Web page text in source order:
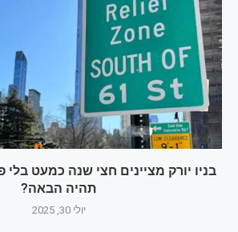
בניו יורק מציינים חצי שנה כמעט
תהיה הבאה?
יולי 30, 2025